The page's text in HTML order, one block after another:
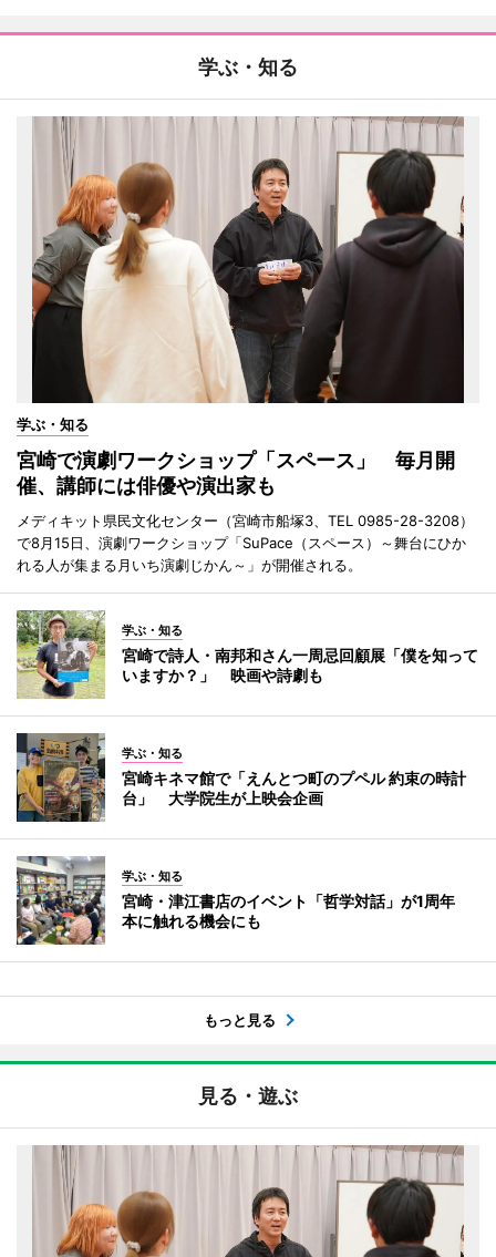
学ぶ・知る
学ぶ・知る
宮崎で演劇ワークショップ「スペース」 毎月開
催、講師には俳優や演出家も
メディキット県民文化センター（宮崎市船塚3、TEL 0985-28-3208）
で8月15日、演劇ワークショップ「SuPace（スペース）～舞台にひか
れる人が集まる月いち演劇じかん～」が開催される。
学ぶ・知る
宮崎で詩人・南邦和さん一周忌回顧展「僕を知って
いますか？」 映画や詩劇も
学ぶ・知る
宮崎キネマ館で「えんとつ町のプペル 約束の時計
台」 大学院生が上映会企画
学ぶ・知る
宮崎・津江書店のイベント「哲学対話」が1周年
本に触れる機会にも
もっと見る
見る・遊ぶ